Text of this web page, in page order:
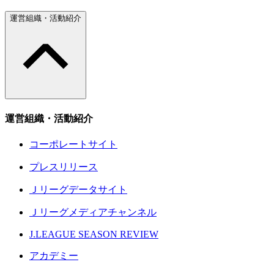
運営組織・活動紹介
運営組織・活動紹介
コーポレートサイト
プレスリリース
Ｊリーグデータサイト
Ｊリーグメディアチャンネル
J.LEAGUE SEASON REVIEW
アカデミー